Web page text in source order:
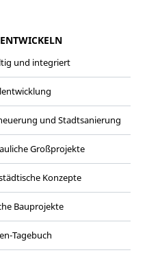
und integriert
und Stadtsanierung
Großprojekte
Konzepte
Bauprojekte
Tagebuch